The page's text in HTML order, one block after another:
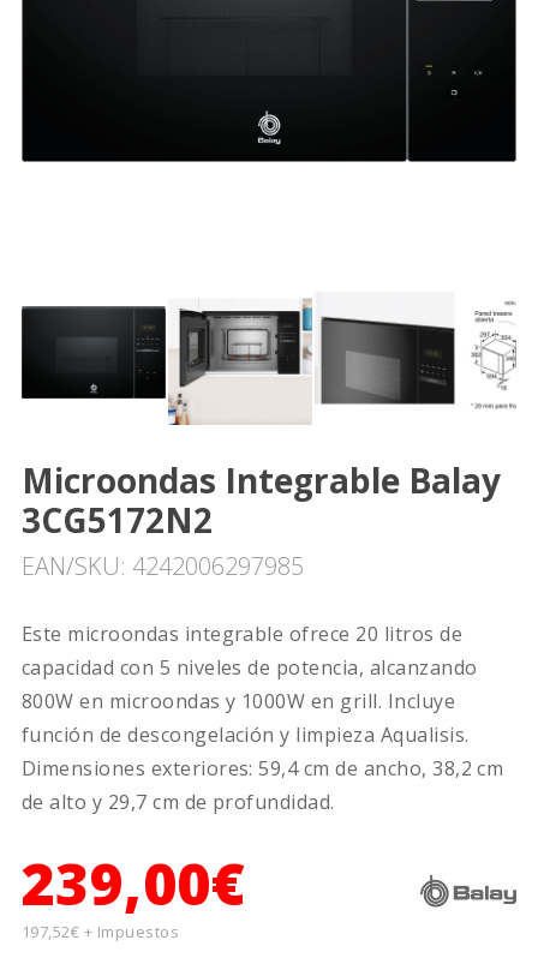
Microondas Integrable Balay
3CG5172N2
EAN/SKU: 4242006297985
Este microondas integrable ofrece 20 litros de
capacidad con 5 niveles de potencia, alcanzando
800W en microondas y 1000W en grill. Incluye
función de descongelación y limpieza Aqualisis.
Dimensiones exteriores: 59,4 cm de ancho, 38,2 cm
de alto y 29,7 cm de profundidad.
239,00€
197,52€ + Impuestos